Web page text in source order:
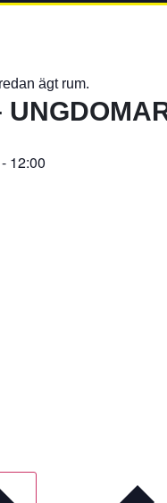
ägt rum.
- 12:00